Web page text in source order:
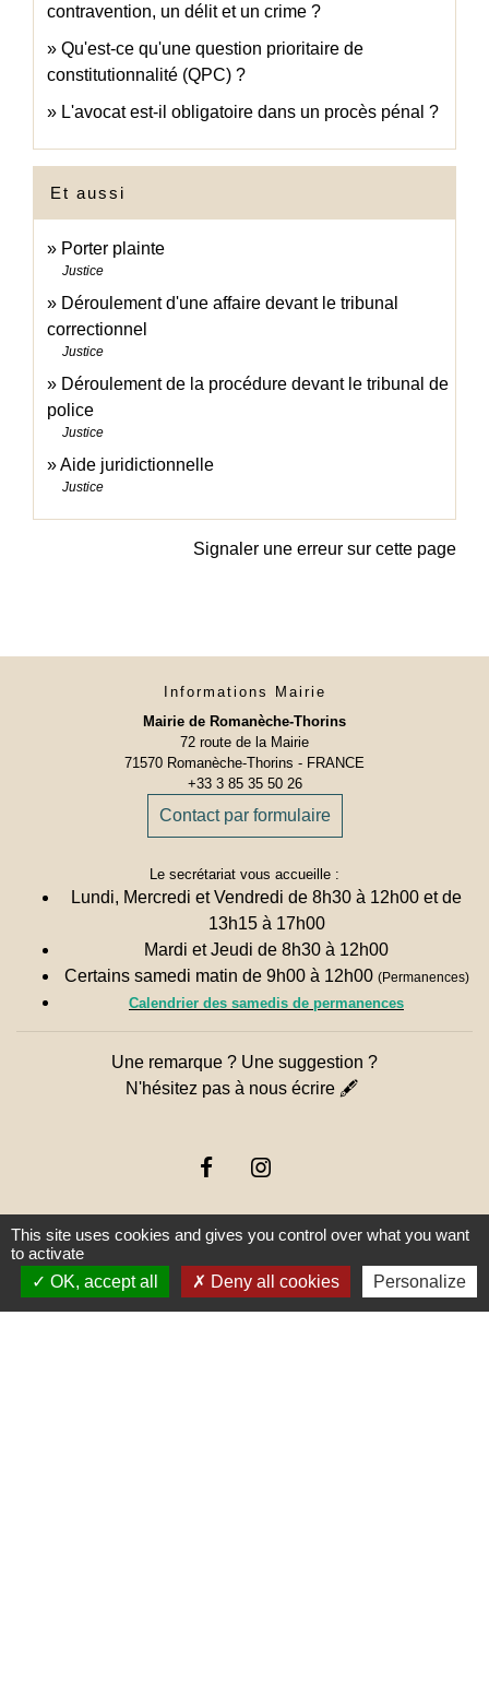
contravention, un délit et un crime ?
Qu'est-ce qu'une question prioritaire de
constitutionnalité (QPC) ?
L'avocat est-il obligatoire dans un procès pénal ?
Et aussi
Porter plainte
Justice
Déroulement d'une affaire devant le tribunal
correctionnel
Justice
Déroulement de la procédure devant le tribunal de
police
Justice
Aide juridictionnelle
Justice
Signaler une erreur sur cette page
Informations Mairie
Mairie de Romanèche-Thorins
72 route de la Mairie
71570 Romanèche-Thorins - FRANCE
+33 3 85 35 50 26
Contact par formulaire
Le secrétariat vous accueille :
Lundi, Mercredi et Vendredi de 8h30 à 12h00 et de
13h15 à 17h00
Mardi et Jeudi de 8h30 à 12h00
Certains samedi matin de 9h00 à 12h00 (Permanences)
Calendrier des samedis de permanences
Une remarque ? Une suggestion ?
N'hésitez pas à nous écrire 🖋
Liens
This site uses cookies and gives you control over what you want
to activate
OK, accept all
Deny all cookies Personalize